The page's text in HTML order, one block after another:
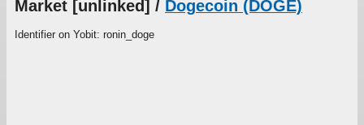
Market [unlinked] / Dogecoin (DOGE)
Identifier on Yobit: ronin_doge